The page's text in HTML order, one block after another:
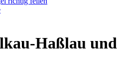
Haßlau und